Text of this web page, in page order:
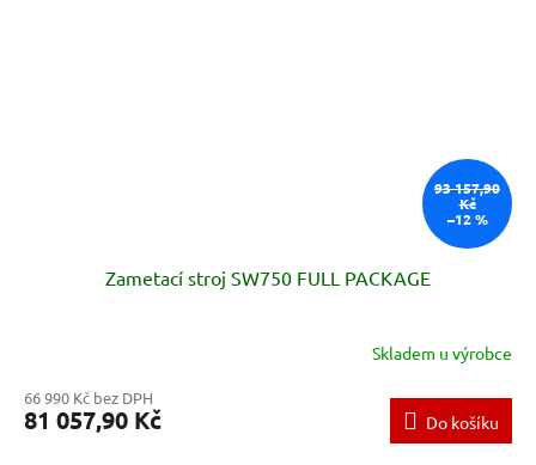
93 157,90
Kč
–12 %
Zametací stroj SW750 FULL PACKAGE
Skladem u výrobce
66 990 Kč bez DPH
81 057,90 Kč Do košíku